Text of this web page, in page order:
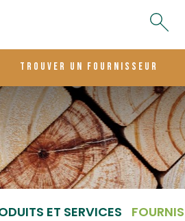
trouver un fournisseur
ET SERVICES